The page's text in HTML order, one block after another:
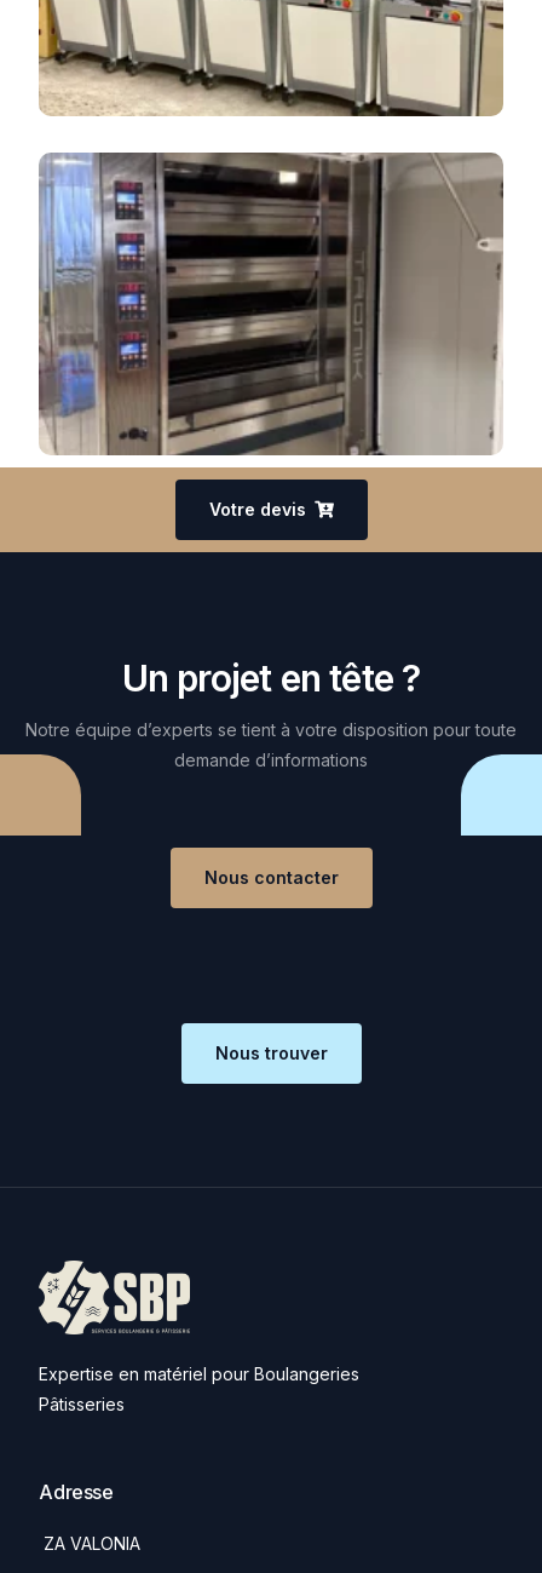
Grain De Délice
Votre devis
Un projet en tête ?
Notre équipe d’experts se tient à votre disposition pour toute
demande d’informations
Nous contacter
Nous trouver
Expertise en matériel pour Boulangeries
Pâtisseries
Adresse
ZA VALONIA